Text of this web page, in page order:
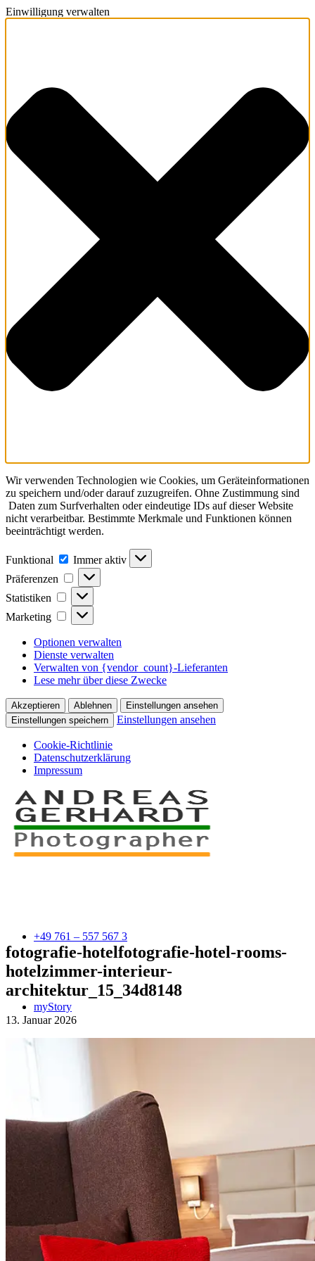
Einwilligung verwalten
Wir verwenden Technologien wie Cookies, um Geräteinformationen
zu speichern und/oder darauf zuzugreifen. Ohne Zustimmung sind
Daten zum Surfverhalten oder eindeutige IDs auf dieser Website
nicht verarbeitbar. Bestimmte Merkmale und Funktionen können
beeinträchtigt werden.
Funktional Funktional
Immer aktiv
Präferenzen
Präferenzen
Statistiken Statistiken
Marketing Marketing
Optionen verwalten
Dienste verwalten
Verwalten von {vendor_count}-Lieferanten
Lese mehr über diese Zwecke
Akzeptieren Ablehnen
Einstellungen ansehen
Einstellungen speichern
Einstellungen ansehen
Cookie-Richtlinie
Datenschutzerklärung
Impressum
+49 761 – 557 567 3
myStory
People
Lifestyle
fotografie-hotelfotografie-hotel-rooms-
hotelzimmer-interieur-
architektur_15_34d8148
13. Januar 2026